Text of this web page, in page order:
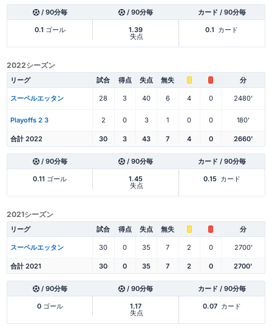
/ 90分毎 / 90分毎 カード / 90分毎
0.1 ゴール 1.39
失点
0.1 カード
2022シーズン
リーグ 試合 得点 失点 無失 分
スーペルエッタン 28 3 40 6 4 0 2480'
Playoffs 2 3 2 0 3 1 0 0 180'
合計 2022 30 3 43 7 4 0 2660'
/ 90分毎 / 90分毎 カード / 90分毎
0.11 ゴール 1.45
失点
0.15 カード
2021シーズン
リーグ 試合 得点 失点 無失 分
スーペルエッタン 30 0 35 7 2 0 2700'
合計 2021 30 0 35 7 2 0 2700'
/ 90分毎 / 90分毎 カード / 90分毎
0ゴール 1.17
失点
0.07 カード